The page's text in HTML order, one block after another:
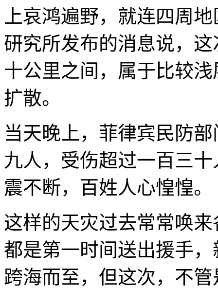
上哀鸿遍野，就连四周
研究所发布的消息说，
十公里之间，属于比较
扩散。
当天晚上，菲律宾民防
九人，受伤超过一百三
震不断，百姓人心惶惶。
这样的天灾过去常常唤
都是第一时间送出援手
跨海而至，但这次，不